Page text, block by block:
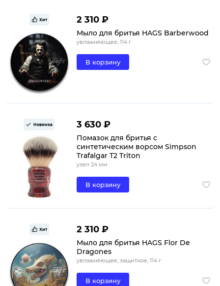
Хит 2 310 ₽
Мыло для бритья HAGS Barberwood
увлажняющее, 114 г
В корзину
Новинка 3 630 ₽
Помазок для бритья с
синтетическим ворсом Simpson
Trafalgar T2 Triton
узел 24 мм
В корзину
Хит 2 310 ₽
Мыло для бритья HAGS Flor De
Dragones
увлажняющее, защитное, 114 г
В корзину